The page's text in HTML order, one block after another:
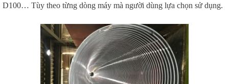
D100… Tùy theo từng dòng máy mà người dùng lựa chọn sử dụng.